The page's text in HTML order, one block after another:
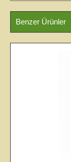
Benzer Ürünler